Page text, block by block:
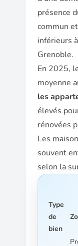
présence
commun
inférieurs
Grenoble.
En 2025,
moyenne
les
élevés
rénovées
Les
souvent
selon la
Type
de
bien